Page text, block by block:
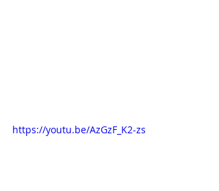
https://youtu.be/AzGzF_K2-zs